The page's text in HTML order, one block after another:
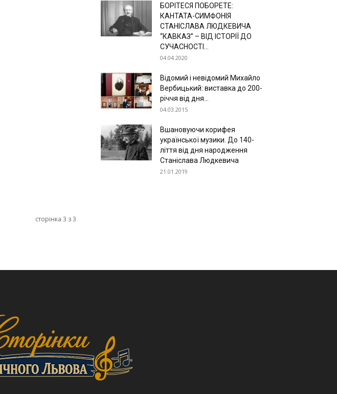
сторінка 3 з 3
БОРІТЕСЯ ПОБОРЕТЕ:
КАНТАТА-СИМФОНІЯ
СТАНІСЛАВА ЛЮДКЕВИЧА
“КАВКАЗ” – ВІД ІСТОРІЇ ДО
СУЧАСНОСТІ...
04.04.2020
Відомий і невідомий Михайло
Вербицький: виставка до 200-
річчя від дня...
04.03.2015
Вшановуючи корифея
української музики. До 140-
ліття від дня народження
Станіслава Людкевича
21.01.2019